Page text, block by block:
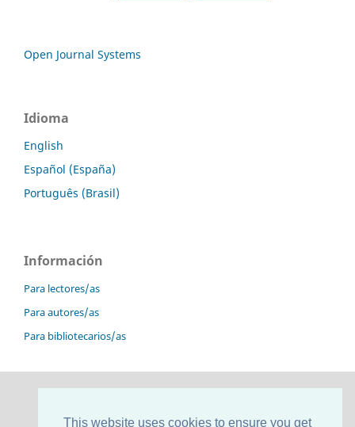
This website uses cookies to ensure you get
Open Journal Systems
Idioma
English
Español (España)
Português (Brasil)
Información
Para lectores/as
Para autores/as
Para bibliotecarios/as